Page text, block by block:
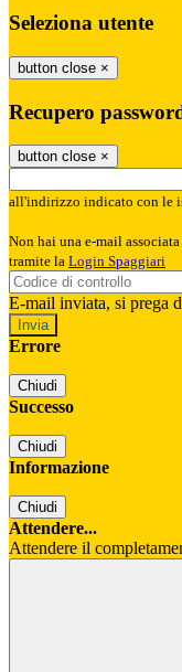
Seleziona utente
button close ×
Recupero
button close ×
all'indirizzo indicato con le
Non hai una e-mail
tramite la Login Spaggiari
E-mail inviata, si prega
Errore
Chiudi
Successo
Chiudi
Informazione
Chiudi
Attendere...
Attendere il